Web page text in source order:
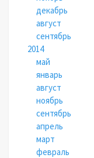
декабрь
август
сентябрь
2014
май
январь
август
ноябрь
сентябрь
апрель
март
февраль